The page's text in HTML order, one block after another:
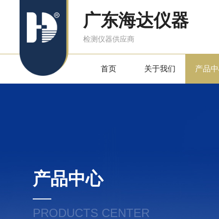
广东海达仪器
检测仪器供应商
首页 关于我们 产品
产品中心
PRODUCTS CENTER